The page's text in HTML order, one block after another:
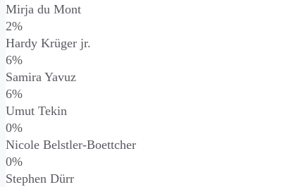
Mirja du Mont
2%
Hardy Krüger jr.
6%
Samira Yavuz
6%
Umut Tekin
0%
Nicole Belstler-Boettcher
0%
Stephen Dürr